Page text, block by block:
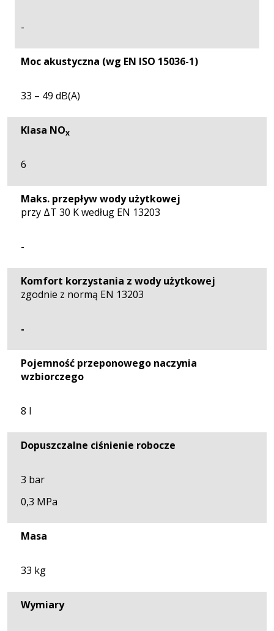
-
Moc akustyczna (wg EN ISO 15036-1)
33 – 49 dB(A)
Klasa NOx
6
Maks. przepływ wody użytkowej
przy ΔT 30 K według EN 13203
-
Komfort korzystania z wody użytkowej
zgodnie z normą EN 13203
-
Pojemność przeponowego naczynia
wzbiorczego
8 l
Dopuszczalne ciśnienie robocze
3 bar
0,3 MPa
Masa
33 kg
Wymiary